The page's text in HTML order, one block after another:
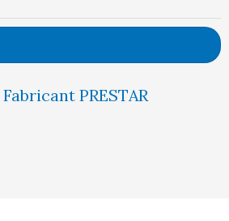
Fabricant PRESTAR